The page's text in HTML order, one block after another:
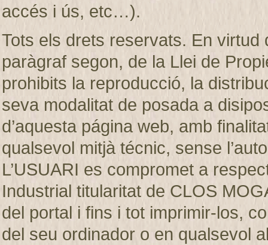
accés i ús, etc…).
Tots els drets reservats. En virtud
paràgraf segon, de la Llei de
prohibits la reproducció, la
seva modalitat de posada a
d’aquesta página web, amb
qualsevol mitjà técnic, sense
L’USUARI es compromet a
Industrial titularitat de CLOS
del portal i fins i tot imprimir-los,
del seu ordinador o en qualsevol